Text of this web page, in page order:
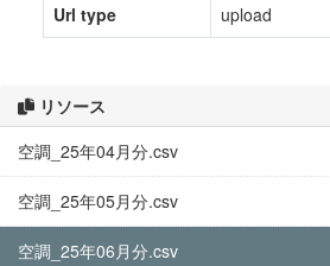
リソース
空調_25年04月分.csv
空調_25年05月分.csv
空調_25年06月分.csv
Url type
upload